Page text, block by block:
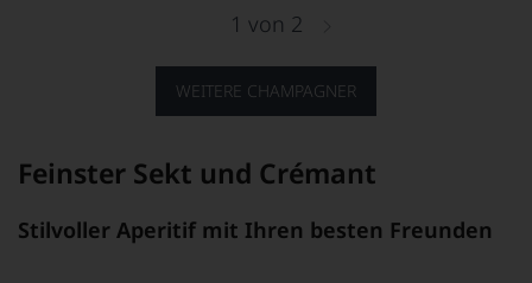
WEITERE CHAMPAGNER
1 von 2
Feinster Sekt und Crémant
Stilvoller Aperitif mit Ihren besten Freunden